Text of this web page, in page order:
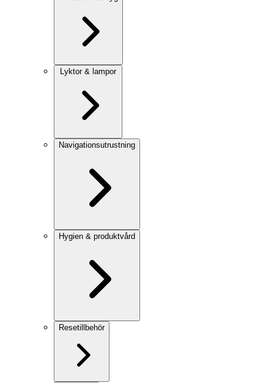
Lyktor & lampor
Navigationsutrustning
Hygien & produktvård
Resetillbehör